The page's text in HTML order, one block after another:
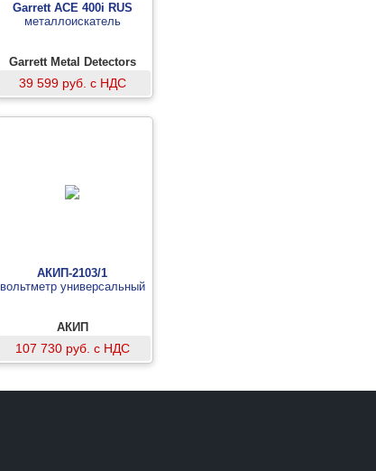
Garrett ACE 400i RUS
металлоискатель
Garrett Metal Detectors
39 599 руб. с НДС
АКИП-2103/1
вольтметр универсальный
АКИП
107 730 руб. с НДС